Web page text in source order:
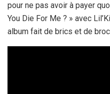
pour ne pas avoir à payer
You Die For Me ? » avec
album fait de brics et de